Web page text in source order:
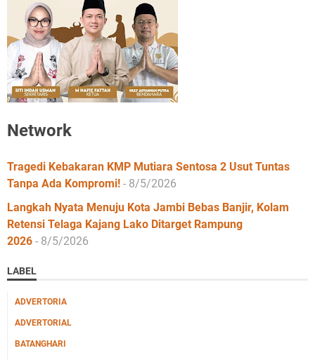
Network
Tragedi Kebakaran KMP Mutiara Sentosa 2 Usut Tuntas
Tanpa Ada Kompromi! - 8/5/2026
Langkah Nyata Menuju Kota Jambi Bebas Banjir, Kolam
Retensi Telaga Kajang Lako Ditarget Rampung
2026 - 8/5/2026
LABEL
ADVERTORIA
ADVERTORIAL
BATANGHARI